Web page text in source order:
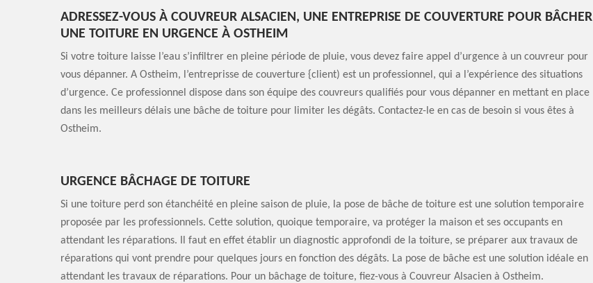
ADRESSEZ-VOUS À COUVREUR ALSACIEN, UNE ENTREPRISE DE COUVERTURE POUR BÂCHER
UNE TOITURE EN URGENCE À OSTHEIM
Si votre toiture laisse l’eau s’infiltrer en pleine période de pluie, vous devez faire appel d’urgence à un couvreur pour
vous dépanner. A Ostheim, l’entreprisse de couverture {client) est un professionnel, qui a l’expérience des situations
d’urgence. Ce professionnel dispose dans son équipe des couvreurs qualifiés pour vous dépanner en mettant en place
dans les meilleurs délais une bâche de toiture pour limiter les dégâts. Contactez-le en cas de besoin si vous êtes à
Ostheim.
URGENCE BÂCHAGE DE TOITURE
Si une toiture perd son étanchéité en pleine saison de pluie, la pose de bâche de toiture est une solution temporaire
proposée par les professionnels. Cette solution, quoique temporaire, va protéger la maison et ses occupants en
attendant les réparations. Il faut en effet établir un diagnostic approfondi de la toiture, se préparer aux travaux de
réparations qui vont prendre pour quelques jours en fonction des dégâts. La pose de bâche est une solution idéale en
attendant les travaux de réparations. Pour un bâchage de toiture, fiez-vous à Couvreur Alsacien à Ostheim.